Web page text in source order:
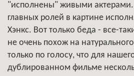
"исполнены" живыми актерами.
главных ролей в картине
Хэнкс. Вот только беда - все-
не очень похож на
только по голосу, что для
дублированном фильме